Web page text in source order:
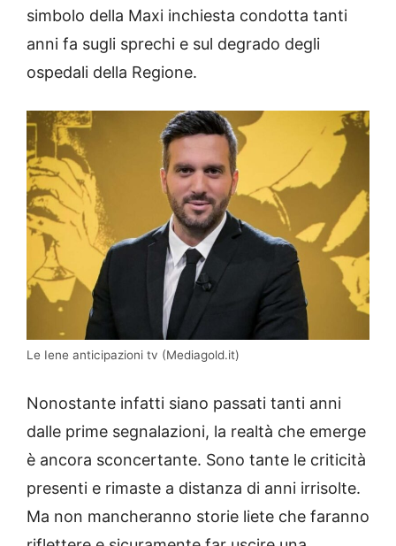
simbolo della Maxi inchiesta condotta tanti
anni fa sugli sprechi e sul degrado degli
ospedali della Regione.
Le Iene anticipazioni tv (Mediagold.it)
Nonostante infatti siano passati tanti anni
dalle prime segnalazioni, la realtà che emerge
è ancora sconcertante. Sono tante le criticità
presenti e rimaste a distanza di anni irrisolte.
Ma non mancheranno storie liete che faranno